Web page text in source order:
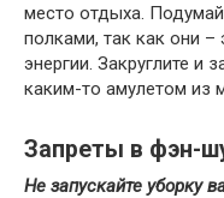
место отдыха.
полками, так как они –
энергии. Закруглите и
каким-то амулетом из
Запреты в фэн-
Не запускайте уборку